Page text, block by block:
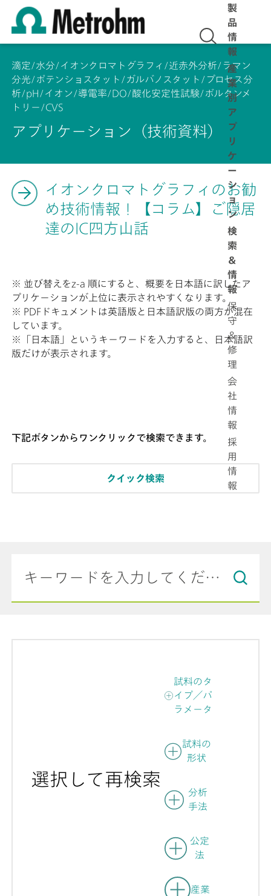
製
品
情
報
産
業
別
ア
プ
リ
ケ
ー
シ
ョ
ン
検
索
＆
情
報
保
守
＆
修
理
会
社
情
報
採
用
情
報
滴定/水分/イオンクロマトグラフィ/近赤外分析/ラマン
分光/ポテンショスタット/ガルバノスタット/プロセス分
析/pH/イオン/導電率/DO/酸化安定性試験/ボルタンメ
トリー/CVS
アプリケーション（技術資料）
イオンクロマトグラフィのお勧
め技術情報！【コラム】ご隠居
達のIC四方山話
※ 並び替えをz-a 順にすると、概要を日本語に訳したア
プリケーションが上位に表示されやすくなります。
※ PDFドキュメントは英語版と日本語訳版の両方が混在
しています。
※「日本語」というキーワードを入力すると、日本語訳
版だけが表示されます。
下記ボタンからワンクリックで検索できます。
クイック検索
選択して再検索
試料のタ
イプ／パ
ラメータ
試料の
形状
分析
手法
公定
法
産業